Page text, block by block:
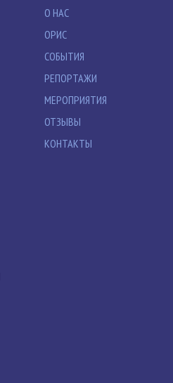
О НАС
ОРИС
СОБЫТИЯ
РЕПОРТАЖИ
МЕРОПРИЯТИЯ
ОТЗЫВЫ
КОНТАКТЫ